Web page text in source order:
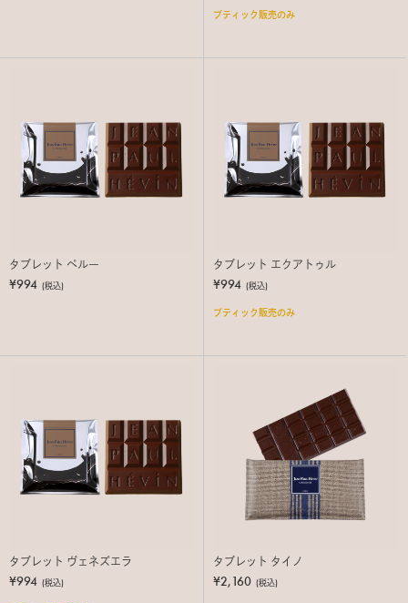
ブティック販売のみ
タブレット ペルー
¥994 (税込)
タブレット エクアトゥル
¥994 (税込)
ブティック販売のみ
タブレット ヴェネズエラ
¥994 (税込)
タブレット タイノ
¥2,160 (税込)